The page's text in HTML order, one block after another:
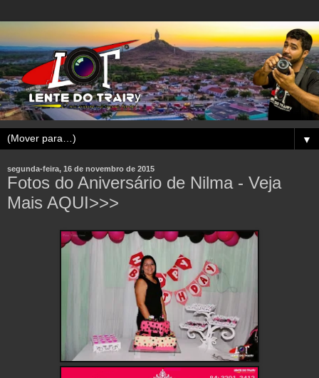
▼
segunda-feira, 16 de novembro de 2015
Fotos do Aniversário de Nilma - Veja
Mais AQUI>>>